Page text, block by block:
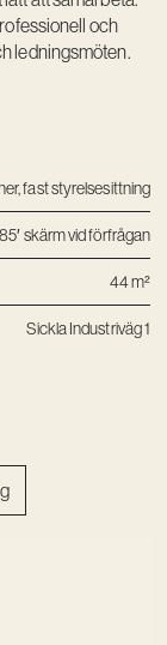
och
ledningsmöten.
fast styrelsesittning
skärm vid förfrågan
44 m²
Sickla Industriväg 1